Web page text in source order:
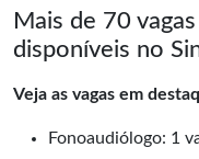
Mais de 70
disponíveis no
Veja as vagas em
Fonoaudiólogo: 1